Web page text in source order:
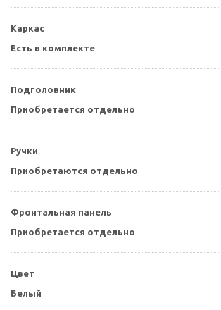
Каркас
Есть в комплекте
Подголовник
Приобретается отдельно
Ручки
Приобретаются отдельно
Фронтальная панель
Приобретается отдельно
Цвет
Белый